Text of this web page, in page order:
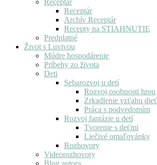
Receptár
Archív Receptár
Recepty na STIAHNUTIE
Predplatné
Život s Luvivou
Múdre hospodárenie
Príbehy zo života
Deti
Sebarozvoj u detí
Rozvoj osobnosti hrou
Zrkadlenie vzťahu
Práca s podvedomím
Rozvoj fantázie u detí
Tvorenie s deťmi
Liečivé omaľovánky
Rozhovory
Videorozhovory
Blog autora